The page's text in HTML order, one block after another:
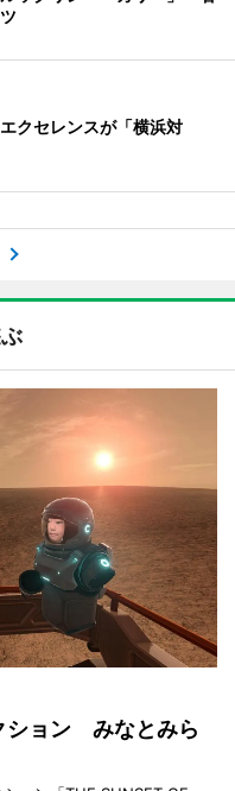
クセレンスが「横浜対
ション みなとみら